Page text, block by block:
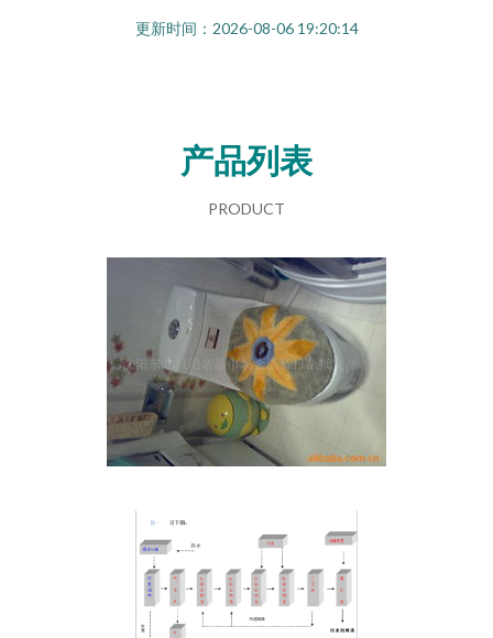
更新时间：2026-08-06 19:20:14
产品列表
PRODUCT